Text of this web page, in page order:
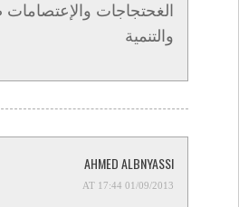
الغحتجاجات والإعتصامات
والتنمية
AHMED ALBNYASSI
01/09/2013 AT 17:44